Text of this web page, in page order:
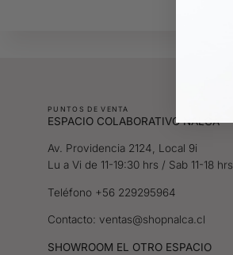
PUNTOS DE VENTA
ESPACIO COLABORATIVO NALCA
Av. Providencia 2124, Local 9i
Lu a Vi de 11-19:30 hrs / Sab 11-18 hrs
Teléfono +56 229295964
Contacto: ventas@shopnalca.cl
SHOWROOM EL OTRO ESPACIO